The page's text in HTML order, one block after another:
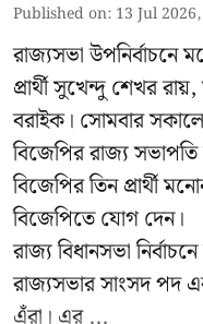
Published on: 13 Jul
রাজ্যসভা উপনির্বাচনে
প্রার্থী সুখেন্দু শেখর
বরাইক। সোমবার
বিজেপির রাজ্য সভাপতি
বিজেপির তিন প্রার্থী
বিজেপিতে যোগ দেন।
রাজ্য বিধানসভা
রাজ্যসভার সাংসদ পদ